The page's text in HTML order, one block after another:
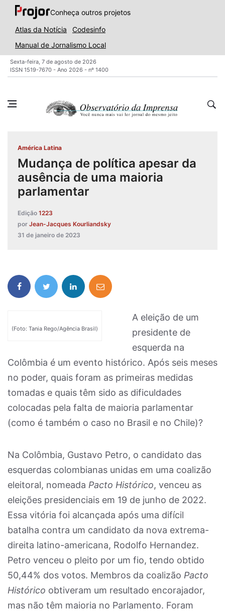
Conheça outros projetos
Atlas da Notícia
Codesinfo
Manual de Jornalismo Local
Sexta-feira, 7 de agosto de 2026
ISSN 1519-7670 - Ano 2026 - nº 1400
América Latina
Mudança de política apesar da
ausência de uma maioria
parlamentar
Edição 1223
por Jean-Jacques Kourliandsky
31 de janeiro de 2023
(Foto: Tania Rego/Agência Brasil)
A eleição de um
presidente de
esquerda na
Colômbia é um evento histórico. Após seis meses
no poder, quais foram as primeiras medidas
tomadas e quais têm sido as dificuldades
colocadas pela falta de maioria parlamentar
(como é também o caso no Brasil e no Chile)?
Na Colômbia, Gustavo Petro, o candidato das
esquerdas colombianas unidas em uma coalizão
eleitoral, nomeada Pacto Histórico, venceu as
eleições presidenciais em 19 de junho de 2022.
Essa vitória foi alcançada após uma difícil
batalha contra um candidato da nova extrema-
direita latino-americana, Rodolfo Hernandez.
Petro venceu o pleito por um fio, tendo obtido
50,44% dos votos. Membros da coalizão Pacto
Histórico obtiveram um resultado encorajador,
mas não têm maioria no Parlamento. Foram